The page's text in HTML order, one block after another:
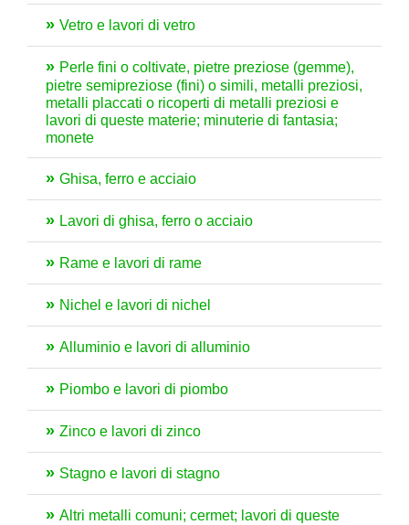
Vetro e lavori di vetro
Perle fini o coltivate, pietre preziose (gemme),
pietre semipreziose (fini) o simili, metalli preziosi,
metalli placcati o ricoperti di metalli preziosi e
lavori di queste materie; minuterie di fantasia;
monete
Ghisa, ferro e acciaio
Lavori di ghisa, ferro o acciaio
Rame e lavori di rame
Nichel e lavori di nichel
Alluminio e lavori di alluminio
Piombo e lavori di piombo
Zinco e lavori di zinco
Stagno e lavori di stagno
Altri metalli comuni; cermet; lavori di queste